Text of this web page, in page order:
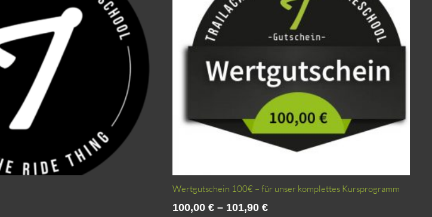
Wertgutschein 100€ – für unser komplettes Kursprogramm
100,00 €– 101,90 €